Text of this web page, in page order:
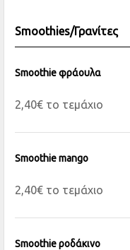
Smoothies/Γρανίτες
Smoothie φράουλα
2,40€ το τεμάχιο
Smoothie mango
2,40€ το τεμάχιο
Smoothie ροδάκινο